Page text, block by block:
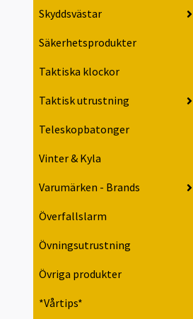
Skyddsvästar
Säkerhetsprodukter
Taktiska klockor
Taktisk utrustning
Teleskopbatonger
Vinter & Kyla
Varumärken - Brands
Överfallslarm
Övningsutrustning
Övriga produkter
*Vårtips*